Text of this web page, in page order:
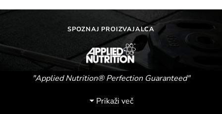
SPOZNAJ PROIZVAJALCA
"Applied Nutrition® Perfection Guaranteed"
Prikaži več